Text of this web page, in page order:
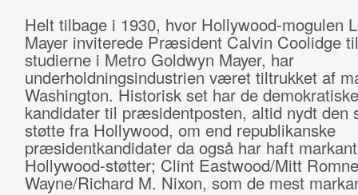
Helt tilbage i 1930, hvor Hollywood-mogulen
Mayer inviterede Præsident Calvin Coolidge
studierne i Metro Goldwyn Mayer, har
underholdningsindustrien været tiltrukket af
Washington. Historisk set har de demokratiske
kandidater til præsidentposten, altid nydt den
støtte fra Hollywood, om end republikanske
præsidentkandidater da også har haft
Hollywood-støtter; Clint Eastwood/Mitt
Wayne/Richard M. Nixon, som de mest